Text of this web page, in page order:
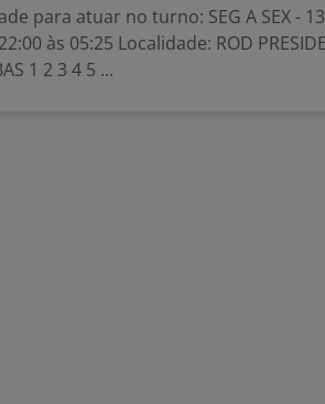
para atuar no turno: SEG A SEX -
às 05:25 Localidade: ROD
1 2 3 4 5 ...